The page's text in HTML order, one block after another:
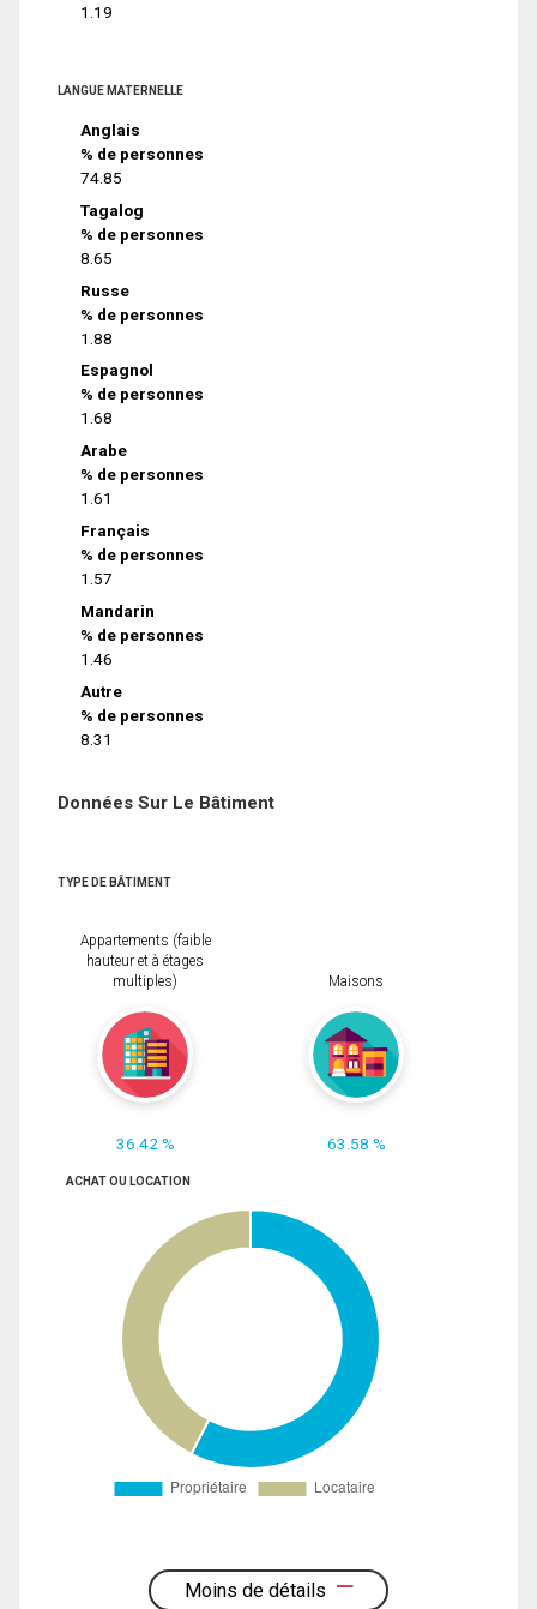
1.19
LANGUE MATERNELLE
Anglais
% de personnes
74.85
Tagalog
% de personnes
8.65
Russe
% de personnes
1.88
Espagnol
% de personnes
1.68
Arabe
% de personnes
1.61
Français
% de personnes
1.57
Mandarin
% de personnes
1.46
Autre
% de personnes
8.31
Données Sur Le Bâtiment
TYPE DE BÂTIMENT
Appartements (faible
hauteur et à étages
multiples)
36.42 %
Maisons
63.58 %
ACHAT OU LOCATION
Moins de détails